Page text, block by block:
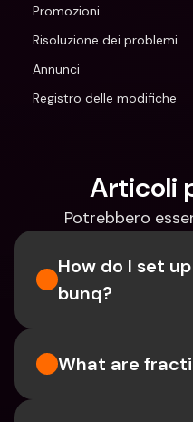
Promozioni
Risoluzione dei problemi
Annunci
Registro delle modifiche
Articoli
Potrebbero
How do I set
bunq?
What are